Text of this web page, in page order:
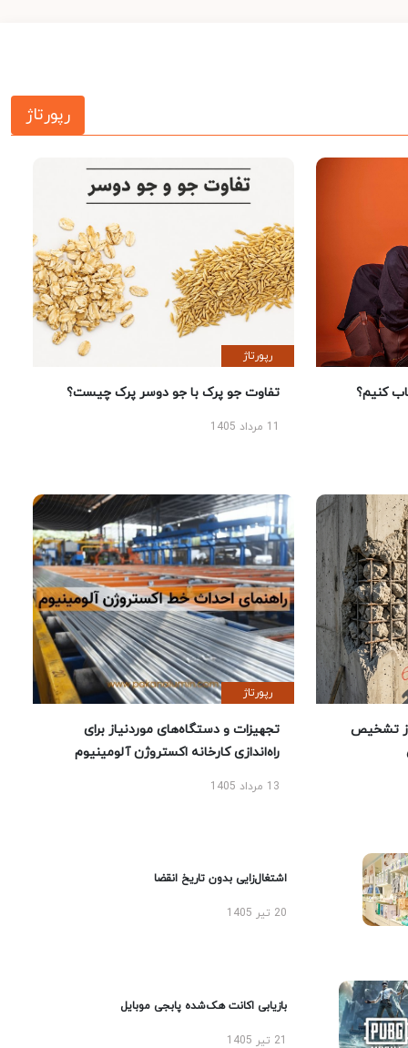
رپورتاژ
کنیم؟
رپورتاژ
تفاوت جو پرک با جو دوسر پرک چیست؟
تشخیص
رپورتاژ
تجهیزات و دستگاه‌های موردنیاز برای
راه‌اندازی کارخانه اکستروژن آلومینیوم
13 مرداد 1405
اشتغال‌زایی بدون تاریخ انقضا
20 تیر 1405
بازیابی اکانت هک‌شده پابجی موبایل